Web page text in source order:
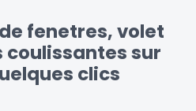
fenetres, volet
sur
clics